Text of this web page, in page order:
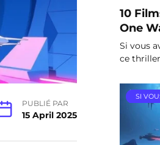
PUBLIÉ PAR
15 April 2025
10
One
Si vous
ce thriller
SI